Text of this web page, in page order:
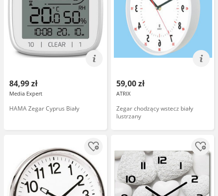
84,99 zł
Media Expert
HAMA Zegar Cyprus Biały
59,00 zł
ATRIX
Zegar chodzący wstecz biały
lustrzany